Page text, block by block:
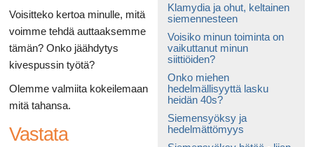
Klamydia ja ohut, keltainen
siemennesteen
Voisiko minun toiminta on
vaikuttanut minun
siittiöiden?
Onko miehen
hedelmällisyyttä lasku
heidän 40s?
Siemensyöksy ja
hedelmättömyys
Voisitteko kertoa minulle, mitä
voimme tehdä auttaaksemme
tämän? Onko jäähdytys
kivespussin työtä?
Olemme valmiita kokeilemaan
mitä tahansa.
Vastata